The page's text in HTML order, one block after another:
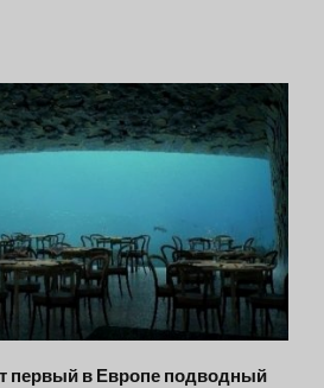
первый в Европе подводный